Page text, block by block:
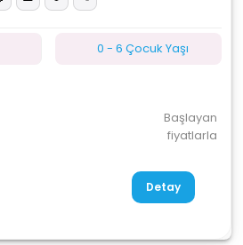
0 - 6 Çocuk Yaşı
Başlayan
fiyatlarla
Detay